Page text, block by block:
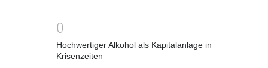
0
Hochwertiger Alkohol als Kapitalanlage in
Krisenzeiten